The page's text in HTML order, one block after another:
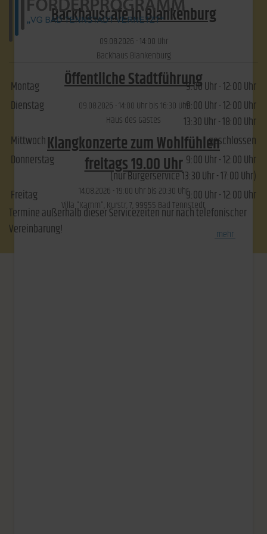
Backhauscafé in Blankenburg
09.​08.​2026 -14:00 Uhr
Backhaus Blankenburg
Öffentliche Stadtführung
09.​08.​2026 -14:00 Uhr bis16:30 Uhr
Haus des Gastes
Klangkonzerte zum Wohlfühlen
freitags 19.00 Uhr
14.​08.​2026 -19:00 Uhr bis 20:30 Uhr
Villa "Kamm", Kurstr. 7, 99955 Bad Tennstedt
mehr
Montag
9:00 Uhr - 12:00 Uhr
Dienstag
9:00 Uhr - 12:00 Uhr
13:30 Uhr - 18:00 Uhr
Mittwoch
geschlossen
Donnerstag
9:00 Uhr - 12:00 Uhr
(nur Bürgerservice 13:30 Uhr - 17:00 Uhr)
Freitag
9:00 Uhr - 12:00 Uhr
Termine außerhalb dieser Servicezeiten nur nach telefonischer
Vereinbarung!